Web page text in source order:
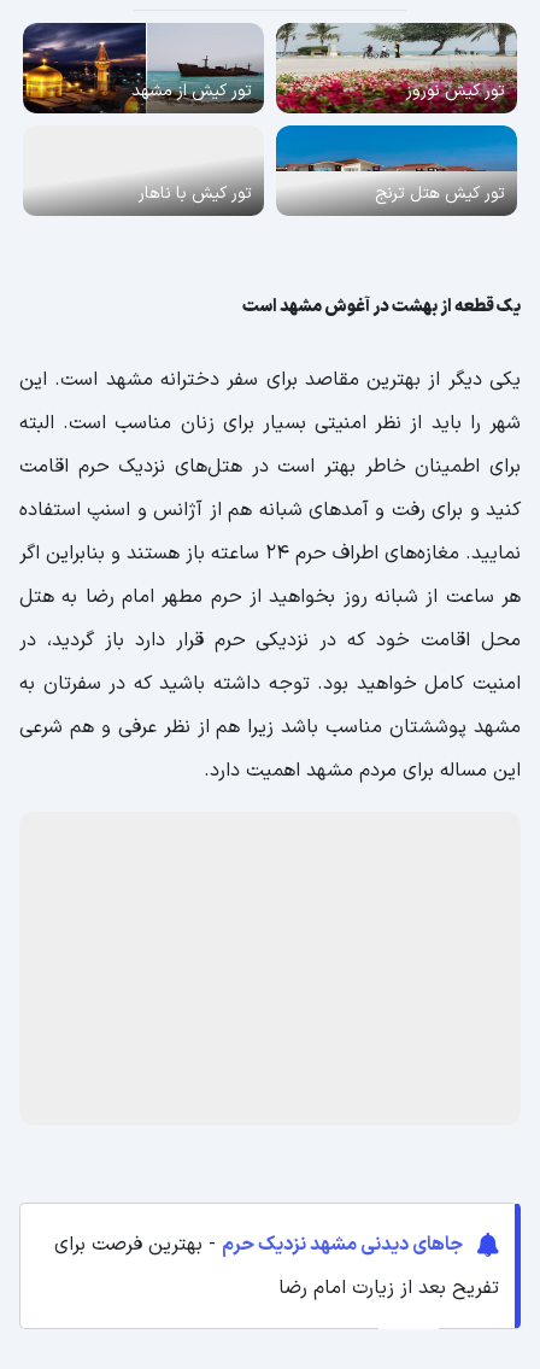
تور کیش نوروز تور کیش از مشهد
تور کیش هتل ترنج تور کیش با ناهار
یک قطعه از بهشت در آغوش مشهد است
یکی دیگر از بهترین مقاصد برای سفر دخترانه مشهد است. این
شهر را باید از نظر امنیتی بسیار برای زنان مناسب است. البته
برای اطمینان خاطر بهتر است در هتل‌های نزدیک حرم اقامت
کنید و برای رفت و آمدهای شبانه هم از آژانس و اسنپ استفاده
نمایید. مغازه‌های اطراف حرم 24 ساعته باز هستند و بنابراین اگر
هر ساعت از شبانه روز بخواهید از حرم مطهر امام رضا به هتل
محل اقامت خود که در نزدیکی حرم قرار دارد باز گردید، در
امنیت کامل خواهید بود. توجه داشته باشید که در سفرتان به
مشهد پوششتان مناسب باشد زیرا هم از نظر عرفی و هم شرعی
این مساله برای مردم مشهد اهمیت دارد.
جاهای دیدنی مشهد نزدیک حرم - بهترین فرصت برای
تفریح بعد از زیارت امام رضا